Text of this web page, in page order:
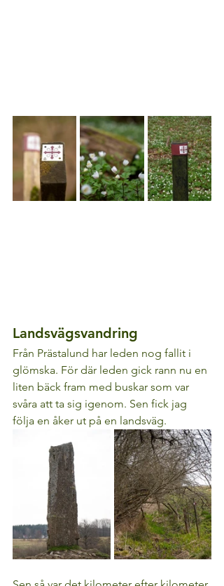
Landsvägsvandring
Från Prästalund har leden nog fallit i
glömska. För där leden gick rann nu en
liten bäck fram med buskar som var
svåra att ta sig igenom. Sen fick jag
följa en åker ut på en landsväg.